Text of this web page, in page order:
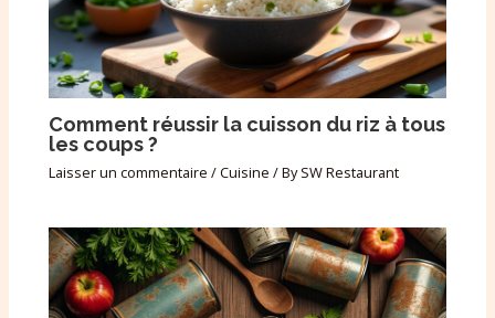
Comment réussir la cuisson du riz à tous
les coups ?
Laisser un commentaire /Cuisine / BySW Restaurant